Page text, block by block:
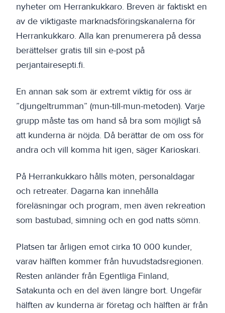
nyheter om Herrankukkaro. Breven är faktiskt en
av de viktigaste marknadsföringskanalerna för
Herrankukkaro. Alla kan prenumerera på dessa
berättelser gratis till sin e-post på
perjantairesepti.fi.
En annan sak som är extremt viktig för oss är
”djungeltrumman” (mun-till-mun-metoden). Varje
grupp måste tas om hand så bra som möjligt så
att kunderna är nöjda. Då berättar de om oss för
andra och vill komma hit igen, säger Karioskari.
På Herrankukkaro hålls möten, personaldagar
och retreater. Dagarna kan innehålla
föreläsningar och program, men även rekreation
som bastubad, simning och en god natts sömn.
Platsen tar årligen emot cirka 10 000 kunder,
varav hälften kommer från huvudstadsregionen.
Resten anländer från Egentliga Finland,
Satakunta och en del även längre bort. Ungefär
hälften av kunderna är företag och hälften är från